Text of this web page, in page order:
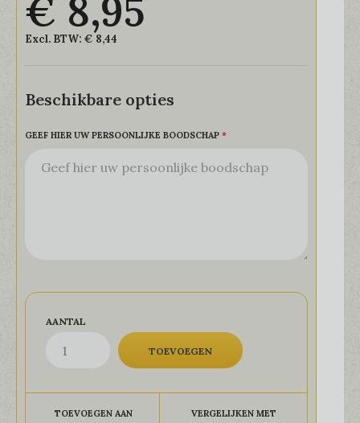
€ 8,95
Excl. BTW: € 8,44
Beschikbare opties
GEEF HIER UW PERSOONLIJKE BOODSCHAP
AANTAL
TOEVOEGEN AAN
VERGELIJKEN MET